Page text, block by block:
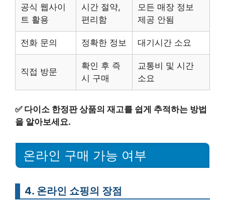
공식 웹사이
트 활용
시간 절약,
편리함
모든 매장 정보
제공 안됨
전화 문의 정확한 정보 대기시간 소요
직접 방문
확인 후 즉
시 구매
교통비 및 시간
소요
✅ 다이소 한정판 상품의 재고를 쉽게 추적하는 방법
을 알아보세요.
온라인 구매 가능 여부
4. 온라인 쇼핑의 장점